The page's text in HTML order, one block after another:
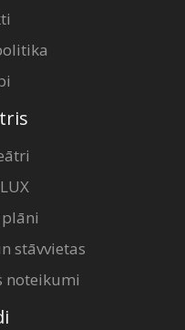
stāvvietas
noteikumi